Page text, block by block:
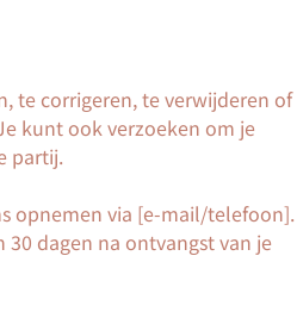
te corrigeren, te verwijderen of
kunt ook verzoeken om je
partij.
opnemen via [e-mail/telefoon].
dagen na ontvangst van je